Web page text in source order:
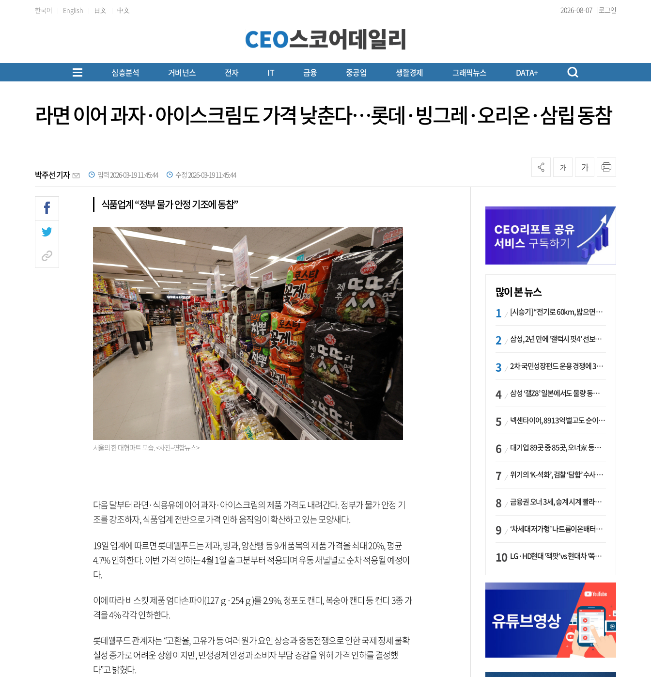
한국어 English 日文 中文 2026-08-07 로그인
심층분석 거버넌스 전자 IT 금융 중공업 생활경제 그래픽뉴스 DATA+
라면 이어 과자·아이스크림도 가격 낮춘다…롯데·빙그레·오리온·삼립 동참
박주선 기자 입력 2026-03-19 11:45:44 수정 2026-03-19 11:45:44
가 가
식품업계 “정부 물가 안정 기조에 동참”
서울의 한 대형마트 모습. <사진=연합뉴스>
다음 달부터 라면·식용유에 이어 과자·아이스크림의 제품 가격도 내려간다. 정부가 물가 안정 기
조를 강조하자, 식품업계 전반으로 가격 인하 움직임이 확산하고 있는 모양새다.
19일 업계에 따르면 롯데웰푸드는 제과, 빙과, 양산빵 등 9개 품목의 제품 가격을 최대 20%, 평균
4.7% 인하한다. 이번 가격 인하는 4월 1일 출고분부터 적용되며 유통 채널별로 순차 적용될 예정이
다.
이에 따라 비스킷 제품 엄마손파이(127ｇ·254ｇ)를 2.9%, 청포도 캔디, 복숭아 캔디 등 캔디 3종 가
격을 4% 각각 인하한다.
롯데웰푸드 관계자는 “고환율, 고유가 등 여러 원가 요인 상승과 중동전쟁으로 인한 국제 정세 불확
실성 증가로 어려운 상황이지만, 민생경제 안정과 소비자 부담 경감을 위해 가격 인하를 결정했
다”고 밝혔다.
많이 본 뉴스
[시승기] “전기로 60km, 밟으면 462마력”…볼보 XC60 T8의 두 얼굴
삼성, 2년 만에 ‘갤럭시 핏4’ 선보이나…웨어러블 생태계 확장 ‘시동’
2차 국민성장펀드 운용 경쟁에 33개사 몰렸다…신한·하나 등 새 얼굴 대거 합류
삼성 ‘갤Z8’ 일본에서도 물량 동났다…애플 참전 앞두고 선두 수성 ‘시험대’
넥센타이어, 8913억 벌고도 순이익 2억…유럽 세부담에 이익 증발
대기업 89곳 중 85곳, 오너家 등기임원 겸직…BS 46곳·SM 45곳 ‘족벌경영’ 고착화
위기의 ‘K-석화’, 검찰 ‘담합’ 수사 착수…“LG·한화·롯데 등 7개 업체, 8개 제품 가격 담합”
금융권 오너 3세, 승계 시계 빨라지나…한국투자 ‘속도’·미래에셋·메리츠는 ‘거리두기’
‘차세대 저가형’ 나트륨이온배터리 시대 오나…LG화학·에코프로, 상용화 속도낸다
LG·HD현대 ‘잭팟’ vs 현대차 ‘쪽박’…글로벌 사모펀드, 韓 대기업 투자 ‘희비’